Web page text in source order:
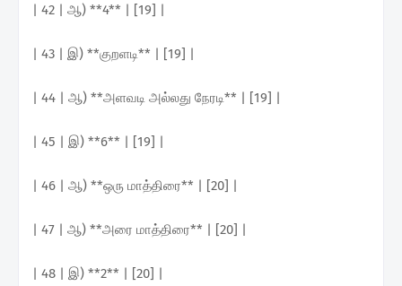
| 42 | ஆ) **4** | [19] |
| 43 | இ) **குறளடி** | [19] |
| 44 | ஆ) **அளவடி அல்லது நேரடி** | [19] |
| 45 | இ) **6** | [19] |
| 46 | ஆ) **ஒரு மாத்திரை** | [20] |
| 47 | ஆ) **அரை மாத்திரை** | [20] |
| 48 | இ) **2** | [20] |